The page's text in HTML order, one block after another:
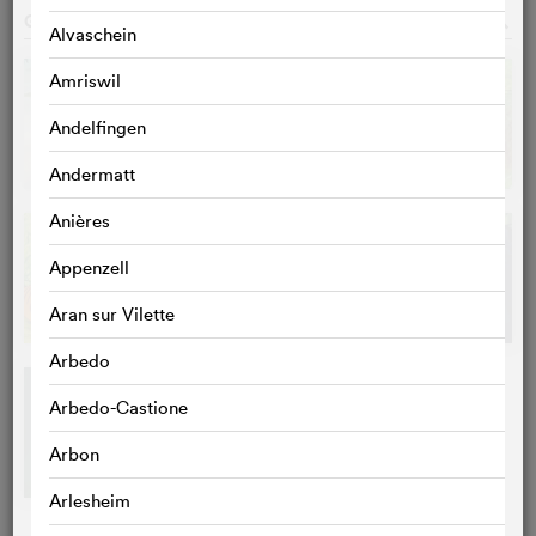
Alvaschein
Amriswil
Andelfingen
Andermatt
Anières
Appenzell
Aran sur Vilette
Arbedo
Arbedo-Castione
Arbon
Arlesheim